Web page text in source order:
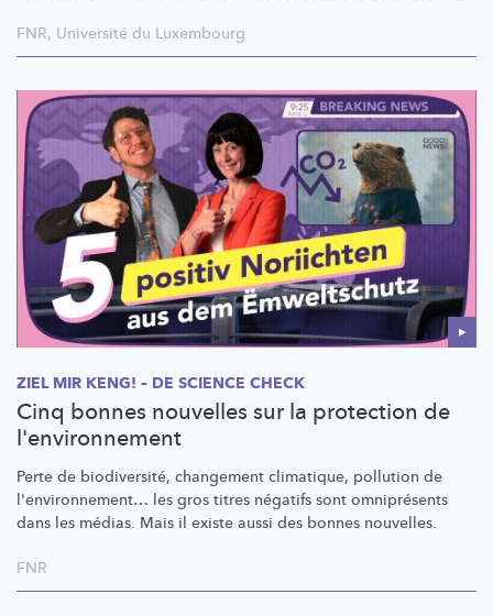
FNR, Université du Luxembourg
ZIEL MIR KENG! – DE SCIENCE CHECK
Cinq bonnes nouvelles sur la protection de
l'environnement
Perte de biodiversité, changement climatique, pollution de
l'environnement… les gros titres négatifs sont omniprésents
dans les médias. Mais il existe aussi des bonnes nouvelles.
FNR